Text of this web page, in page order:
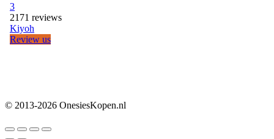
© 2013-2026 OnesiesKopen.nl